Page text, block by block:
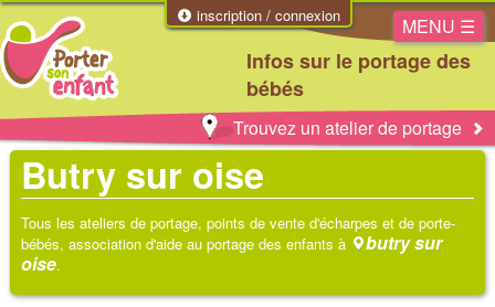
inscription / connexion
Infos sur le portage des
bébés
MENU ☰
Trouvez un atelier de portage
Butry sur oise
Tous les ateliers de portage, points de vente d'écharpes et de porte-
bébés, association d'aide au portage des enfants à
butry sur
oise.